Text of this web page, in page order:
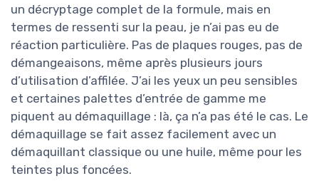
un décryptage complet de la formule, mais en
termes de ressenti sur la peau, je n’ai pas eu de
réaction particulière. Pas de plaques rouges, pas de
démangeaisons, même après plusieurs jours
d’utilisation d’affilée. J’ai les yeux un peu sensibles
et certaines palettes d’entrée de gamme me
piquent au démaquillage : là, ça n’a pas été le cas. Le
démaquillage se fait assez facilement avec un
démaquillant classique ou une huile, même pour les
teintes plus foncées.